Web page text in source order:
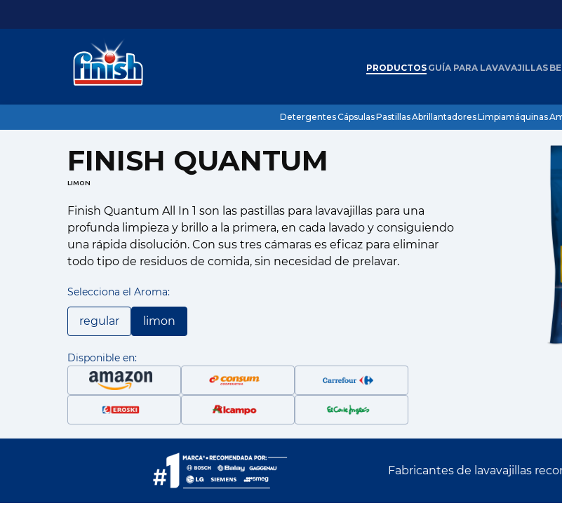
PRODUCTOS
DetergentesCápsulasPastillasAbrillantadoresLimpiamáquinas
GUÍA PARA LAVAVAJILLAS
Pastillas Finish Quantum Limon
FINISH QUANTUM
LIMON
Finish Quantum All In 1 son las pastillas para lavavajillas para una
profunda limpieza y brillo a la primera, en cada lavado y consiguiendo
una rápida disolución. Con sus tres cámaras es eficaz para eliminar
todo tipo de residuos de comida, sin necesidad de prelavar.
Selecciona el Aroma:
regular limon
Disponible en:
Fabricantes de lavavajillas